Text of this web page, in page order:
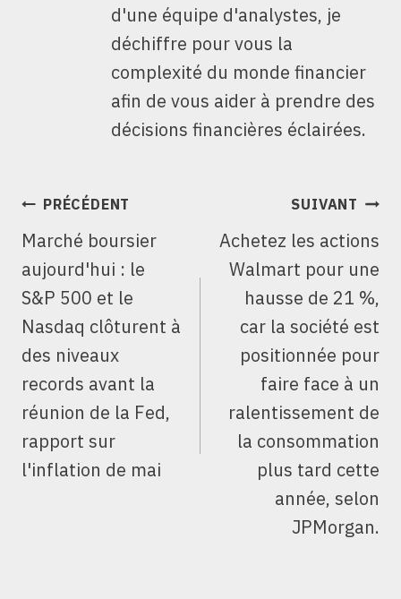
d'une équipe d'analystes, je
déchiffre pour vous la
complexité du monde financier
afin de vous aider à prendre des
décisions financières éclairées.
NAVIGATION
L’ARTICLE
PRÉCÉDENT
Marché boursier
aujourd'hui : le
S&P 500 et le
Nasdaq clôturent à
des niveaux
records avant la
réunion de la Fed,
rapport sur
l'inflation de mai
SUIVANT
Achetez les actions
Walmart pour une
hausse de 21 %,
car la société est
positionnée pour
faire face à un
ralentissement de
la consommation
plus tard cette
année, selon
JPMorgan.